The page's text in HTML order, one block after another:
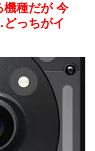
機種だが 今
っちがイ